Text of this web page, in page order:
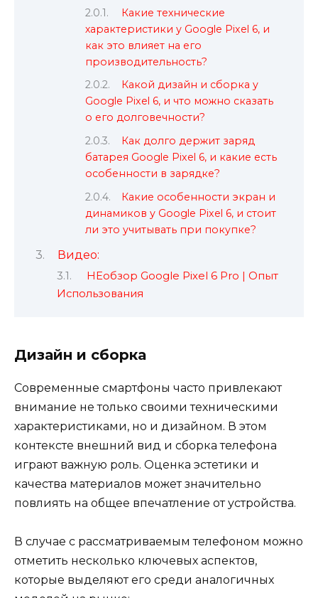
Какие технические
характеристики у Google Pixel 6, и
как это влияет на его
производительность?
Какой дизайн и сборка у
Google Pixel 6, и что можно сказать
о его долговечности?
Как долго держит заряд
батарея Google Pixel 6, и какие есть
особенности в зарядке?
Какие особенности экран и
динамиков у Google Pixel 6, и стоит
ли это учитывать при покупке?
Видео:
НЕобзор Google Pixel 6 Pro | Опыт
Использования
Дизайн и сборка
Современные смартфоны часто привлекают
внимание не только своими техническими
характеристиками, но и дизайном. В этом
контексте внешний вид и сборка телефона
играют важную роль. Оценка эстетики и
качества материалов может значительно
повлиять на общее впечатление от устройства.
В случае с рассматриваемым телефоном можно
отметить несколько ключевых аспектов,
которые выделяют его среди аналогичных